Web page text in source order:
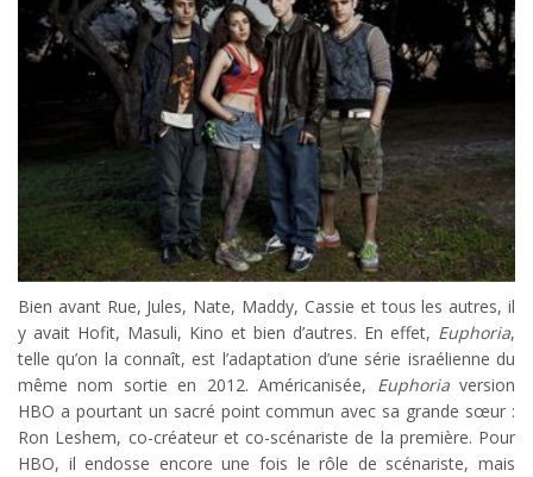
Bien avant Rue, Jules, Nate, Maddy, Cassie et tous les autres, il
y avait Hofit, Masuli, Kino et bien d’autres. En effet, Euphoria,
telle qu’on la connaît, est l’adaptation d’une série israélienne du
même nom sortie en 2012. Américanisée, Euphoriaversion
HBO a pourtant un sacré point commun avec sa grande sœur :
Ron Leshem, co-créateur et co-scénariste de la première. Pour
HBO, il endosse encore une fois le rôle de scénariste, mais